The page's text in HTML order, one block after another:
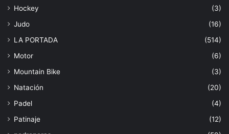
Hockey
(3)
Judo
(16)
LA PORTADA
(514)
Motor
(6)
Mountain Bike
(3)
Natación
(20)
Padel
(4)
Patinaje
(12)